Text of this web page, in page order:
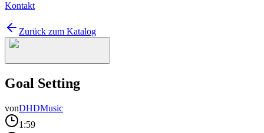
Kontakt
Zurück zum Katalog
Goal Setting
vonDHDMusic
1:59